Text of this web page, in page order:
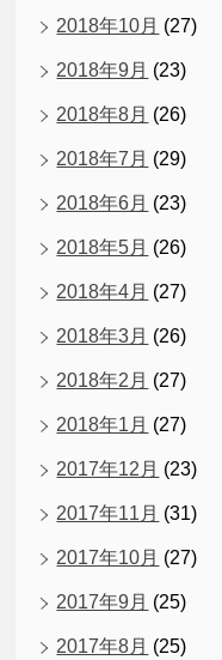
2018年10月 (27)
2018年9月 (23)
2018年8月 (26)
2018年7月 (29)
2018年6月 (23)
2018年5月 (26)
2018年4月 (27)
2018年3月 (26)
2018年2月 (27)
2018年1月 (27)
2017年12月 (23)
2017年11月 (31)
2017年10月 (27)
2017年9月 (25)
2017年8月 (25)